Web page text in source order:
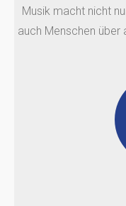
Musik macht nicht
auch Menschen über